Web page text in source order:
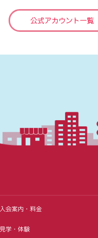
公式アカウント一覧
入会案内・料金
見学・体験